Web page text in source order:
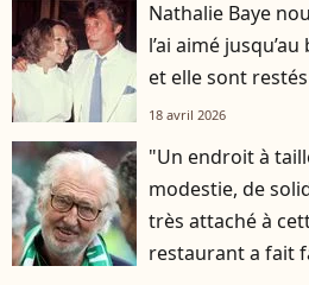
Nathalie Baye
l’ai aimé
et elle sont
18 avril 2026
"Un endroit à
modestie, de
très attaché à
restaurant a fait